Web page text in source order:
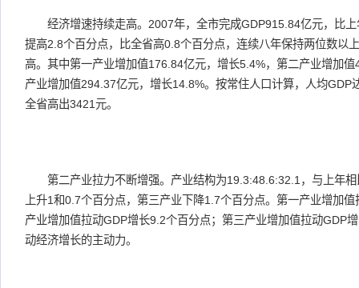
经济增速持续走高。2007年，全市完成GDP915.84亿元，比上
提高2.8个百分点，比全省高0.8个百分点，连续八年保持两位数以
高。其中第一产业增加值176.84亿元，增长5.4%，第二产业增加
产业增加值294.37亿元，增长14.8%。按常住人口计算，人均GDP
全省高出3421元。
第二产业拉力不断增强。产业结构为19.3:48.6:32.1，与上年相
上升1和0.7个百分点，第三产业下降1.7个百分点。第一产业增加
产业增加值拉动GDP增长9.2个百分点；第三产业增加值拉动GDP
动经济增长的主动力。